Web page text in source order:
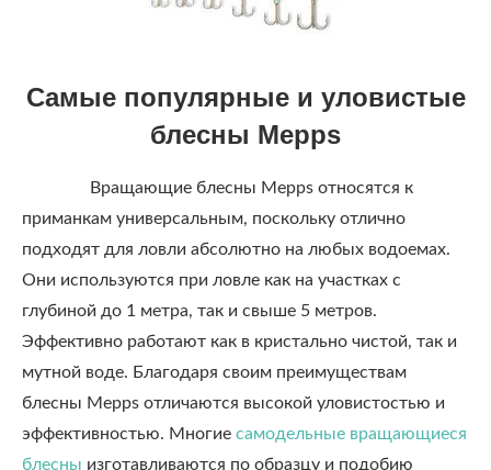
Самые популярные и уловистые
блесны Mepps
Вращающие блесны Mepps относятся к
приманкам универсальным, поскольку отлично
подходят для ловли абсолютно на любых водоемах.
Они используются при ловле как на участках с
глубиной до 1 метра, так и свыше 5 метров.
Эффективно работают как в кристально чистой, так и
мутной воде. Благодаря своим преимуществам
блесны Mepps отличаются высокой уловистостью и
эффективностью. Многие самодельные вращающиеся
блесны изготавливаются по образцу и подобию